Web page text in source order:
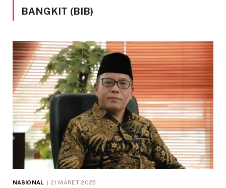
BANGKIT (BIB)
NASIONAL 21 MARET 2025